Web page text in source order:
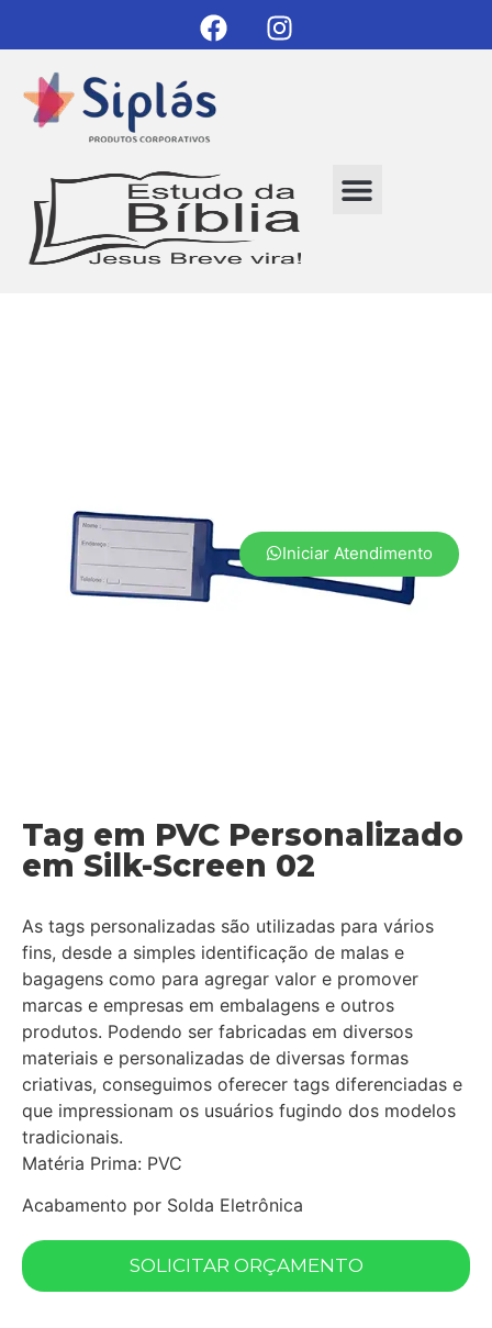
Tag em PVC Personalizado
em Silk-Screen 02
SOLICITAR ORÇAMENTO
As tags personalizadas são utilizadas para vários
fins, desde a simples identificação de malas e
bagagens como para agregar valor e promover
marcas e empresas em embalagens e outros
produtos. Podendo ser fabricadas em diversos
materiais e personalizadas de diversas formas
criativas, conseguimos oferecer tags diferenciadas e
que impressionam os usuários fugindo dos modelos
tradicionais.
Matéria Prima: PVC
Acabamento por Solda Eletrônica
Iniciar Atendimento